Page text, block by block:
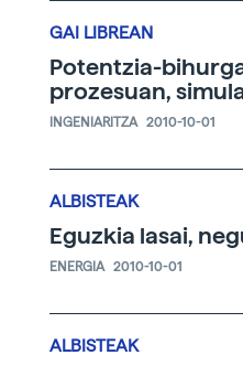
GAI LIBREAN
Potentzia-
prozesuan,
INGENIARITZA 2010-10-01
ALBISTEAK
Eguzkia lasai,
ENERGIA 2010-10-01
ALBISTEAK